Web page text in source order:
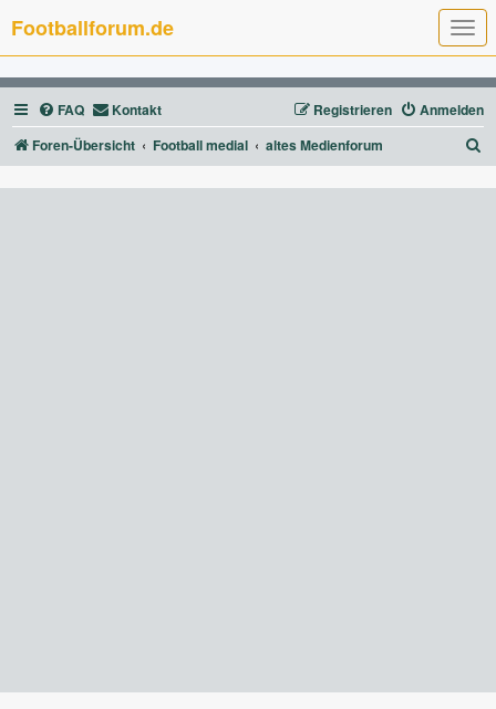
T
o
g
g
l
e
n
a
g
Footballforum.de
FAQ Kontakt Anmelden
Registrieren
Foren-Übersicht
Football medial altes Medienforum
u